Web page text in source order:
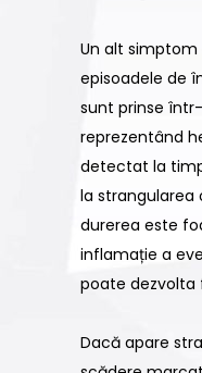
Un alt
episoadele de
sunt prinse
reprezentând
detectat la
la strangularea
durerea este
inflamație a
poate dezvolta
Dacă apare